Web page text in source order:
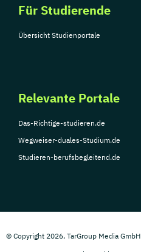
Für Studierende
Übersicht Studienportale
Relevante Portale
Das-Richtige-studieren.de
Wegweiser-duales-Studium.de
Studieren-berufsbegleitend.de
© Copyright 2026, TarGroup Media GmbH